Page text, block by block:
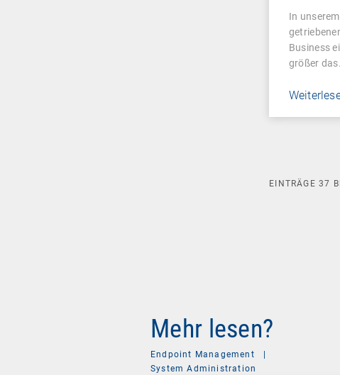
In
Business
größer
EINTRÄGE37
Mehr lesen?
Endpoint Management
|
System Administration